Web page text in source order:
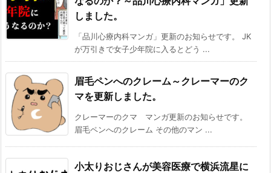
しました。
「品川心療内科マンガ」更新のお知らせです。 JK
が万引きで女子少年院に入るとどう ...
眉毛ペンへのクレーム～クレーマーのク
マを更新しました。
クレーマーのクマ マンガ更新のお知らせです。
眉毛ペンへのクレーム その他のマン ...
小太りおじさんが美容医療で横浜流星に